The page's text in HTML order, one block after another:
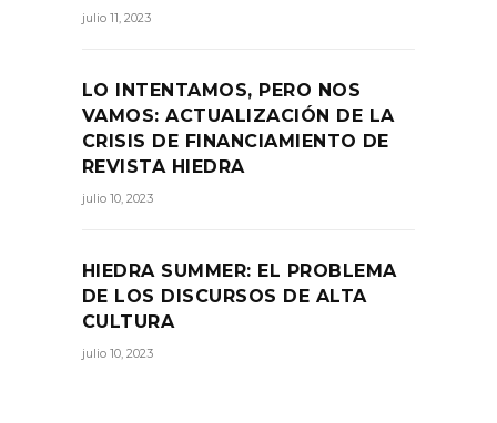
julio 11, 2023
LO INTENTAMOS, PERO NOS
VAMOS: ACTUALIZACIÓN DE LA
CRISIS DE FINANCIAMIENTO DE
REVISTA HIEDRA
julio 10, 2023
HIEDRA SUMMER: EL PROBLEMA
DE LOS DISCURSOS DE ALTA
CULTURA
julio 10, 2023